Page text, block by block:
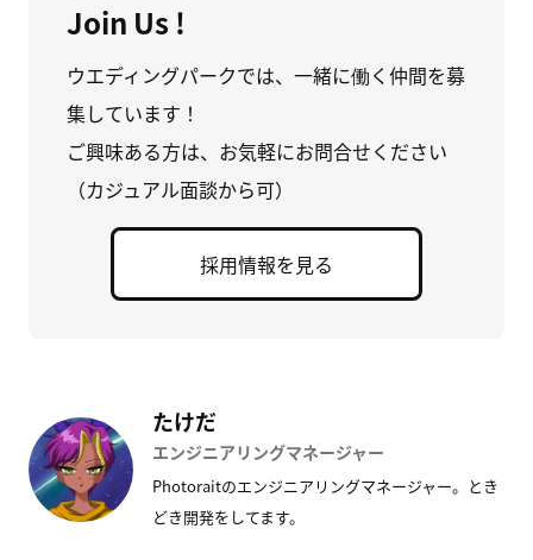
Join Us !
ウエディングパークでは、一緒に働く仲間を募
集しています！
ご興味ある方は、お気軽にお問合せください
（カジュアル面談から可）
採用情報を見る
たけだ
エンジニアリングマネージャー
Photoraitのエンジニアリングマネージャー。とき
どき開発をしてます。